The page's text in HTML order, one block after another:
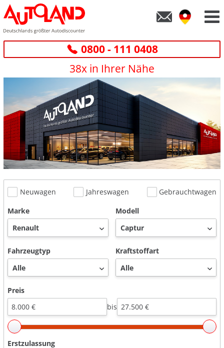
0800 - 111 0408
38x in Ihrer Nähe
Neuwagen Jahreswagen
Gebrauchtwagen
Marke
Modell
Fahrzeugtyp Kraftstoffart
Preis
bis
Erstzulassung